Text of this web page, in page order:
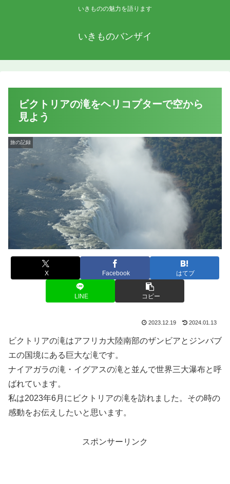
いきものの魅力を語ります
いきものバンザイ
ビクトリアの滝をヘリコプターで空から
見よう
旅の記録
X Facebook はてブ
LINE コピー
2023.12.19 2024.01.13
ビクトリアの滝はアフリカ大陸南部のザンビアとジンバブ
エの国境にある巨大な滝です。
ナイアガラの滝・イグアスの滝と並んで世界三大瀑布と呼
ばれています。
私は2023年6月にビクトリアの滝を訪れました。その時の
感動をお伝えしたいと思います。
スポンサーリンク